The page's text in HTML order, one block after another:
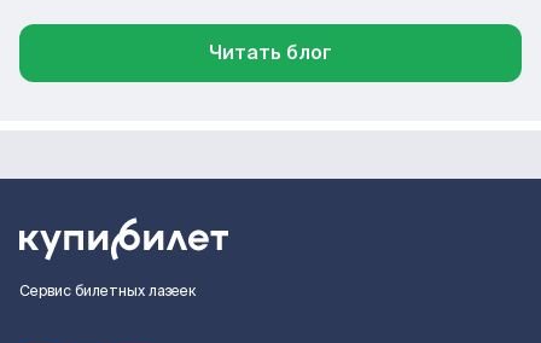
Читать блог
Сервис билетных лазеек